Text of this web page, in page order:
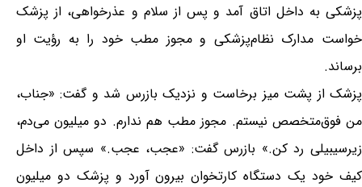
پزشکی به داخل اتاق آمد و پس از سلام و عذرخواهی، از پزشک
خواست مدارک نظام‌پزشکی و مجوز مطب خود را به رؤیت او
برساند.
پزشک از پشت میز برخاست و نزدیک بازرس شد و گفت: «جناب،
من فوق‌متخصص نیستم. مجوز مطب هم ندارم. دو میلیون می‌دم،
زیرسیبیلی رد کن.» بازرس گفت: «عجب، عجب.» سپس از داخل
کیف خود یک دستگاه کارتخوان بیرون آورد و پزشک دو میلیون